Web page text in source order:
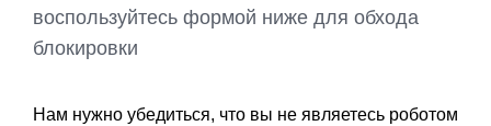
воспользуйтесь формой ниже для обхода
блокировки
Нам нужно убедиться, что вы не являетесь роботом